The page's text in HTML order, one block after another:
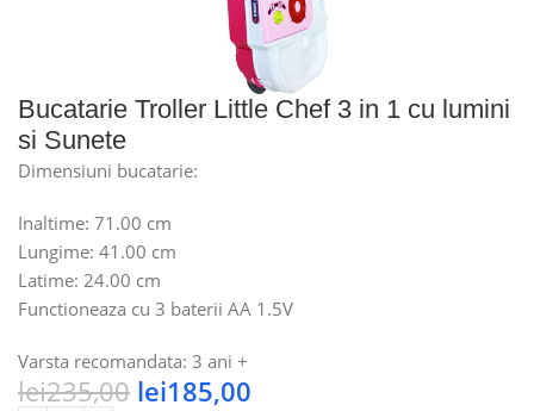
Bucatarie Troller Little Chef 3 in 1 cu lumini
si Sunete
Dimensiuni bucatarie:
Inaltime: 71.00 cm
Lungime: 41.00 cm
Latime: 24.00 cm
Functioneaza cu 3 baterii AA 1.5V
Varsta recomandata: 3 ani +
lei235,00 lei185,00